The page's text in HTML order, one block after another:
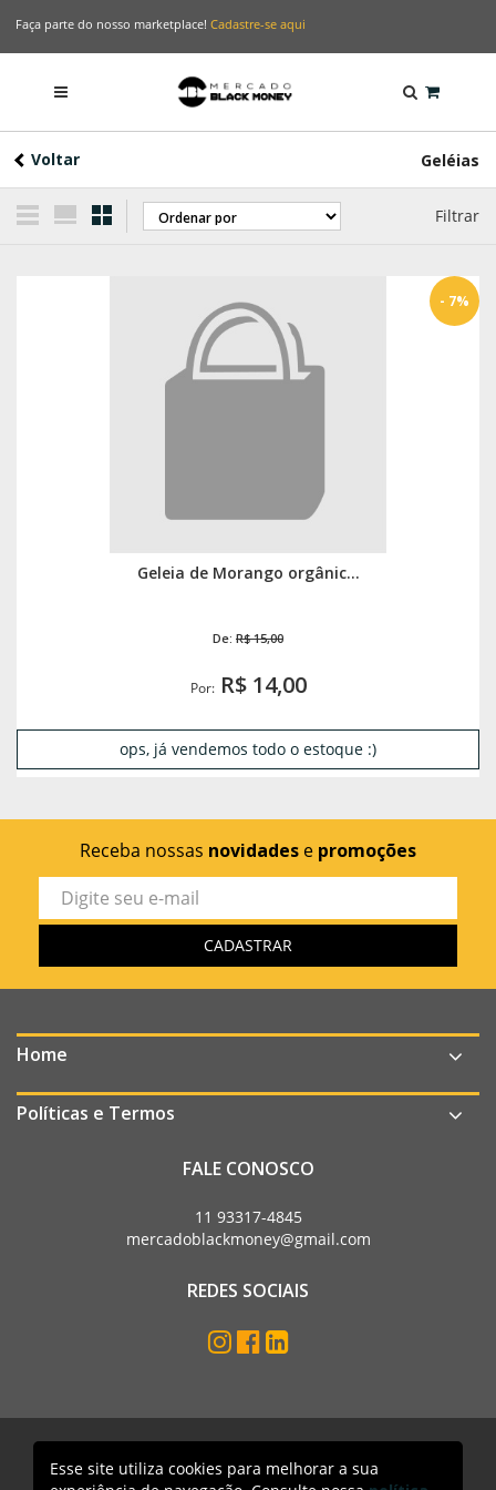
Faça parte do nosso marketplace! Cadastre-se aqui
Voltar Geléias
Filtrar
Geleia de Morango orgânic...
De: R$ 15,00
Por:R$ 14,00
- 7%
ops, já vendemos todo o estoque :)
Receba nossas novidades e promoções
Home
Políticas e Termos
FALE CONOSCO
11 93317-4845
mercadoblackmoney@gmail.com
REDES SOCIAIS
Mercado Black Money. Todos os direitos reservados
Esse site utiliza cookies para melhorar a sua